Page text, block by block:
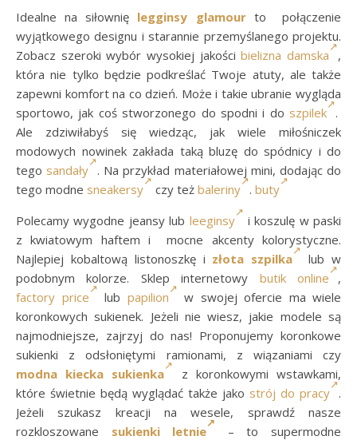
Idealne na siłownię legginsy glamour to połączenie
wyjątkowego designu i starannie przemyślanego projektu.
Zobacz szeroki wybór wysokiej jakościbielizna damska
,
która nie tylko będzie podkreślać Twoje atuty, ale także
zapewni komfort na co dzień. Może i takie ubranie wygląda
sportowo, jak coś stworzonego do spodni i do szpilek .
Ale zdziwiłabyś się wiedząc, jak wiele miłośniczek
modowych nowinek zakłada taką bluzę do spódnicy i do
tego sandały . Na przykład materiałowej mini, dodając do
tego modne sneakersy czy też baleriny . buty
Polecamy wygodne jeansy lub leeginsy
i koszulę w paski
z kwiatowym haftem i mocne akcenty kolorystyczne.
Najlepiej kobaltową listonoszkę i złota szpilka
lub w
podobnym kolorze. Sklep internetowy butik online
,
factory price
lub papilion
w swojej ofercie ma wiele
koronkowych sukienek. Jeżeli nie wiesz, jakie modele są
najmodniejsze, zajrzyj do nas! Proponujemy koronkowe
sukienki z odsłoniętymi ramionami, z wiązaniami czy
modna kiecka sukienka
z koronkowymi wstawkami,
które świetnie będą wyglądać także jako strój do pracy .
Jeżeli szukasz kreacji na wesele, sprawdź nasze
rozkloszowane sukienki letnie
– to supermodne